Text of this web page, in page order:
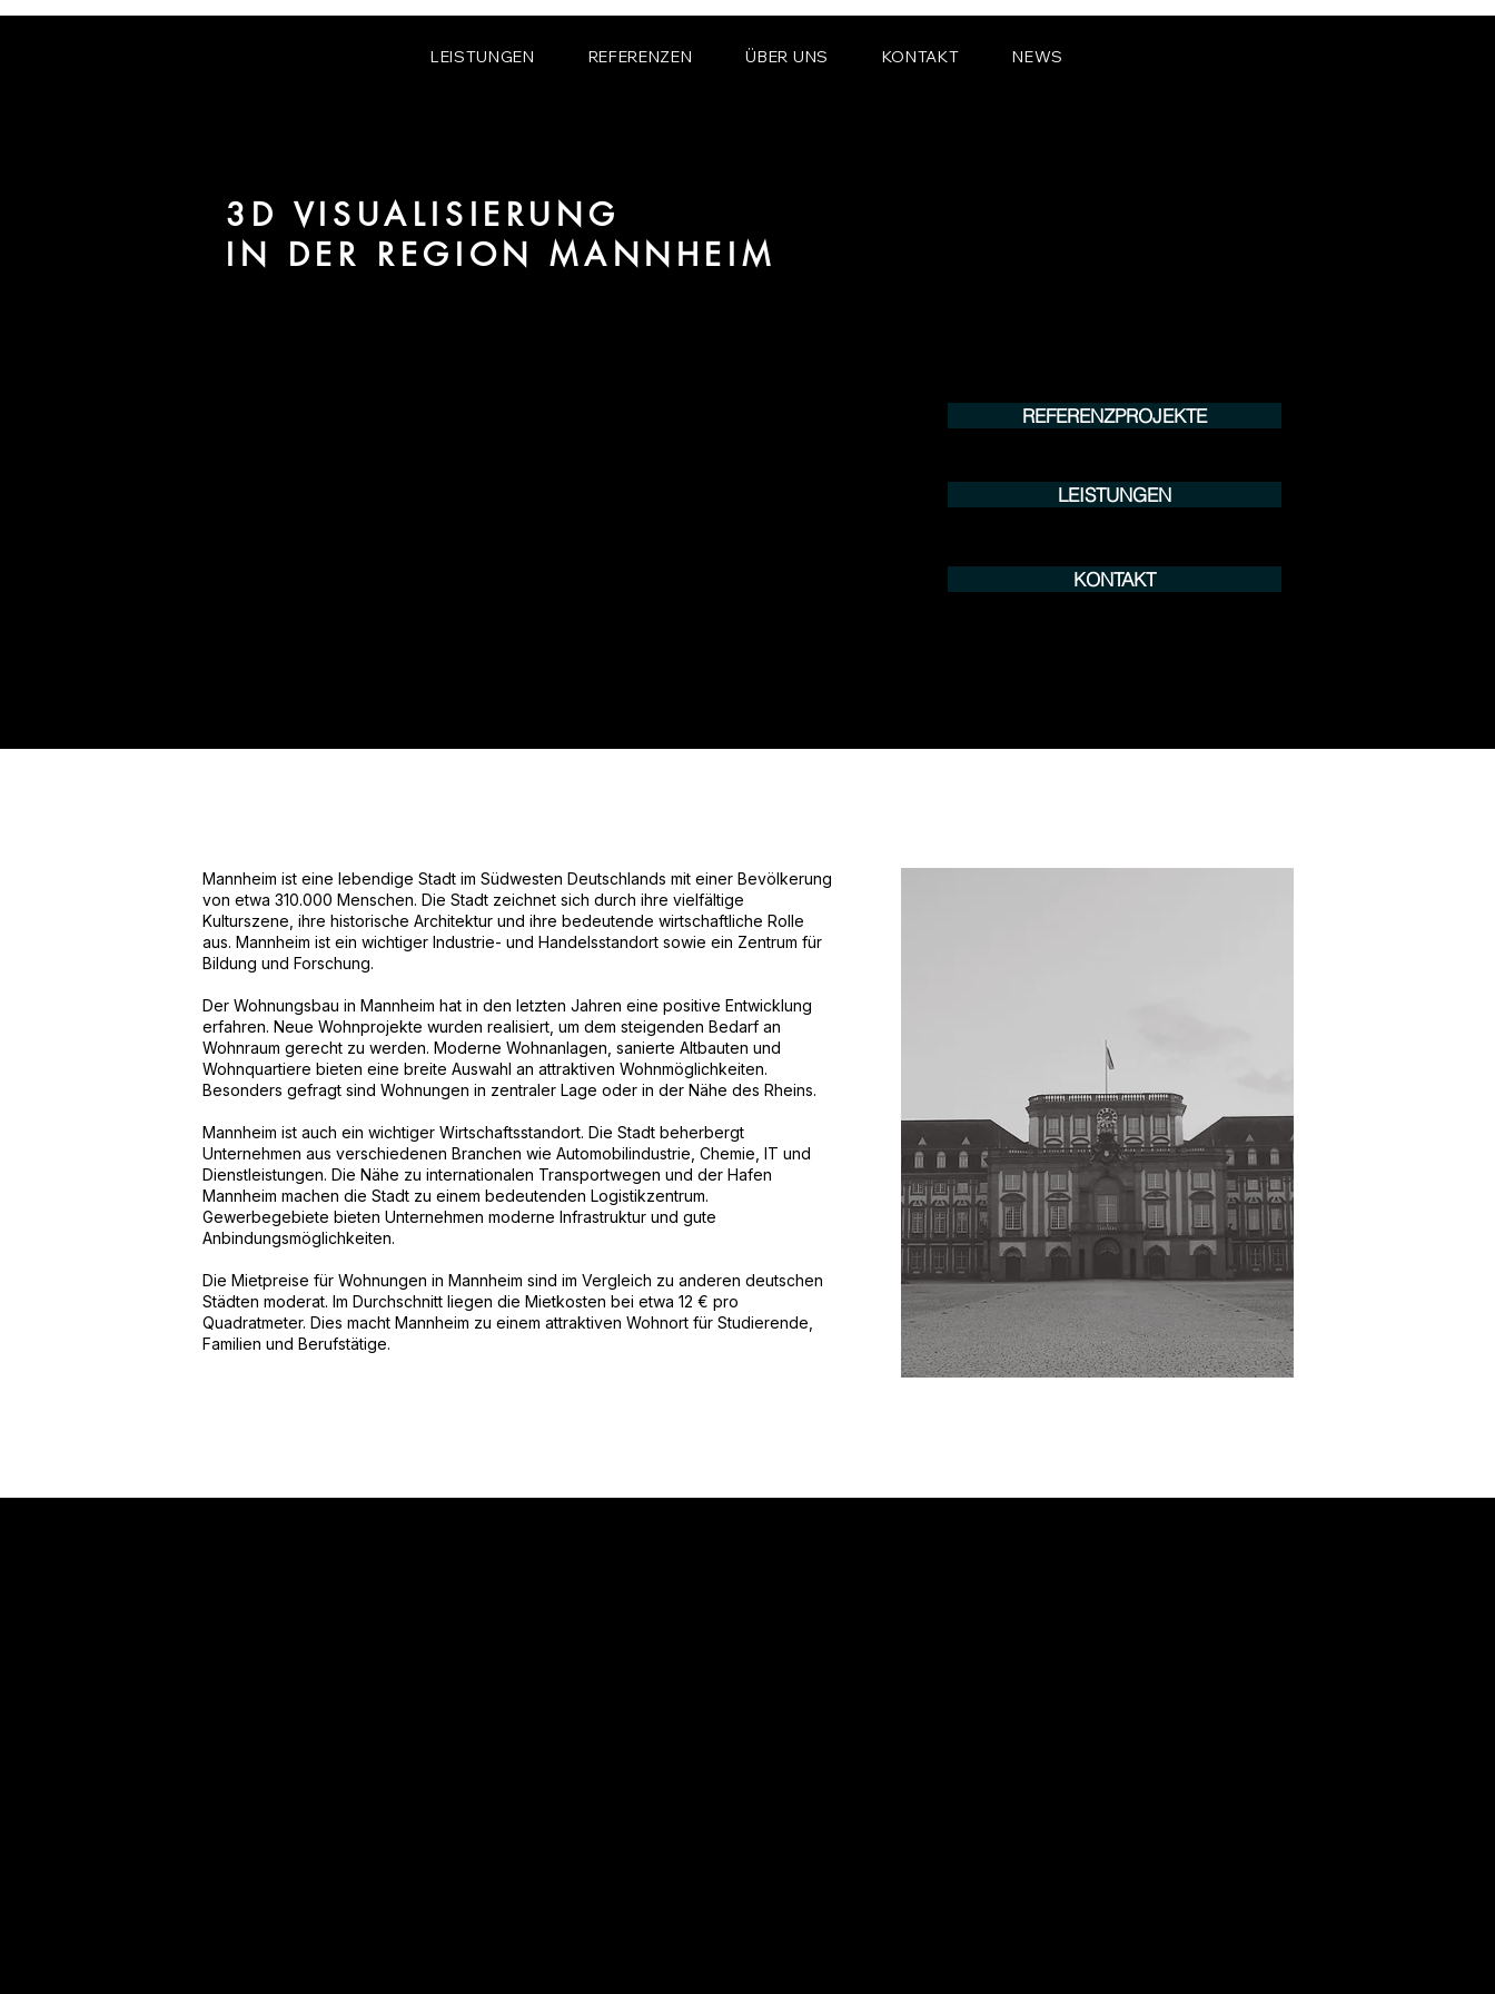
LEISTUNGEN REFERENZEN ÜBER UNS KONTAKT NEWS
3D VISUALISIERUNG
IN DER REGION MANNHEIM
KONTAKT
LEISTUNGEN
REFERENZPROJEKTE
Mannheim ist eine lebendige Stadt im Südwesten Deutschlands mit einer Bevölkerung
von etwa 310.000 Menschen. Die Stadt zeichnet sich durch ihre vielfältige
Kulturszene, ihre historische Architektur und ihre bedeutende wirtschaftliche Rolle
aus. Mannheim ist ein wichtiger Industrie- und Handelsstandort sowie ein Zentrum für
Bildung und Forschung.
Der Wohnungsbau in Mannheim hat in den letzten Jahren eine positive Entwicklung
erfahren. Neue Wohnprojekte wurden realisiert, um dem steigenden Bedarf an
Wohnraum gerecht zu werden. Moderne Wohnanlagen, sanierte Altbauten und
Wohnquartiere bieten eine breite Auswahl an attraktiven Wohnmöglichkeiten.
Besonders gefragt sind Wohnungen in zentraler Lage oder in der Nähe des Rheins.
Mannheim ist auch ein wichtiger Wirtschaftsstandort. Die Stadt beherbergt
Unternehmen aus verschiedenen Branchen wie Automobilindustrie, Chemie, IT und
Dienstleistungen. Die Nähe zu internationalen Transportwegen und der Hafen
Mannheim machen die Stadt zu einem bedeutenden Logistikzentrum.
Gewerbegebiete bieten Unternehmen moderne Infrastruktur und gute
Anbindungsmöglichkeiten.
Die Mietpreise für Wohnungen in Mannheim sind im Vergleich zu anderen deutschen
Städten moderat. Im Durchschnitt liegen die Mietkosten bei etwa 12 € pro
Quadratmeter. Dies macht Mannheim zu einem attraktiven Wohnort für Studierende,
Familien und Berufstätige.